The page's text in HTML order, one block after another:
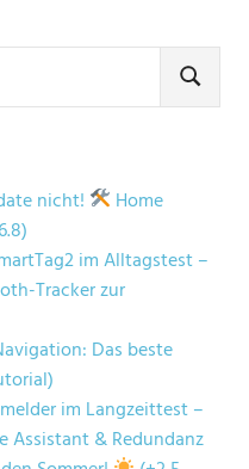
SUCHEN
nicht!
Home
im Alltagstest –
Tracker zur
Das beste
im Langzeittest –
Assistant & Redundanz